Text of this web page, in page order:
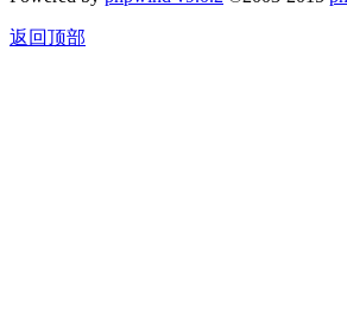
返回顶部